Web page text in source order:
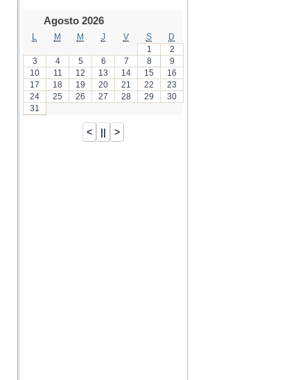
Agosto 2026
M M J V S
D
1
2
3
4 5 6 7 8
9
10
11 12 13 14 15
16
17
18 19 20 21 22
23
24
25 26 27 28 29
30
31